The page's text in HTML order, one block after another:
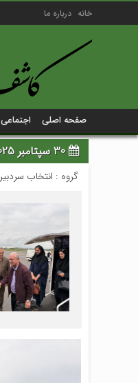
خانه درباره ما
صفحه اصلی اجتماعی
30 سپتامبر 2025
گروه : انتخاب سردبیر